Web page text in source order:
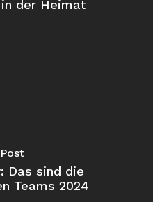
der Heimat
Das sind die
Teams 2024